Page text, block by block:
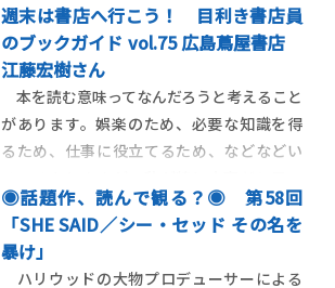
テロ、戦争、死……。過酷な現実を前にし
た女性たちが、胸の中で育んだ祈りのよう
な物語。それはアフガニスタンの現状を
生々しく伝えるとともに、言葉や文化の壁
を越えて、私たちの心
週末は書店へ行こう！ 目利き書店員
のブックガイド vol.75 広島蔦屋書店
江藤宏樹さん
本を読む意味ってなんだろうと考えること
があります。娯楽のため、必要な知識を得
るため、仕事に役立てるため、などなどい
ているのは「本を読むことで、私ではない
他の人のことを知り、理解しようとするこ
と」ではないかと思っています。私は、私以
◉話題作、読んで観る？◉ 第58回
「SHE SAID／シー・セッド その名を
暴け」
ハリウッドの大物プロデューサーによる